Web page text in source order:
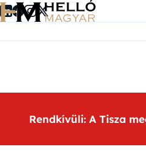
Ugrás a tartalomra
Rendkívüli: A Tisza